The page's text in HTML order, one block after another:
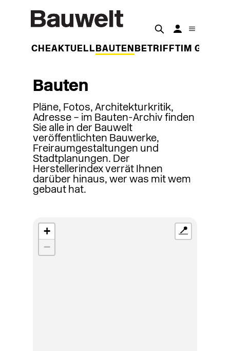
WOCHEAKTUELL BAUTEN BETRIFFT IM
Bauten
Pläne, Fotos, Architekturkritik,
Adresse – im Bauten-Archiv finden
Sie alle in der Bauwelt
veröffentlichten Bauwerke,
Freiraumgestaltungen und
Stadtplanungen. Der
Herstellerindex verrät Ihnen
darüber hinaus, wer was mit wem
gebaut hat.
+
−
📍